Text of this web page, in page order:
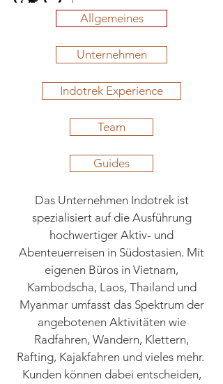
Allgemeines
Unternehmen
Indotrek Experience
Team
Guides
Das Unternehmen Indotrek ist
spezialisiert auf die Ausführung
hochwertiger Aktiv- und
Abenteuerreisen in Südostasien. Mit
eigenen Büros in Vietnam,
Kambodscha, Laos, Thailand und
Myanmar umfasst das Spektrum der
angebotenen Aktivitäten wie
Radfahren, Wandern, Klettern,
Rafting, Kajakfahren und vieles mehr.
Kunden können dabei entscheiden,